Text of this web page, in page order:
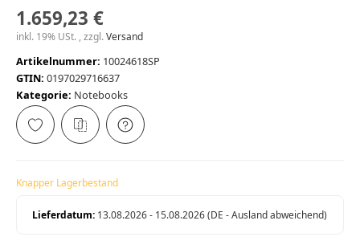
1.659,23 €
inkl. 19% USt. , zzgl.Versand
Artikelnummer: 10024618SP
GTIN: 0197029716637
Kategorie: Notebooks
Knapper Lagerbestand
Lieferdatum: 13.08.2026 - 15.08.2026(DE - Ausland abweichend)